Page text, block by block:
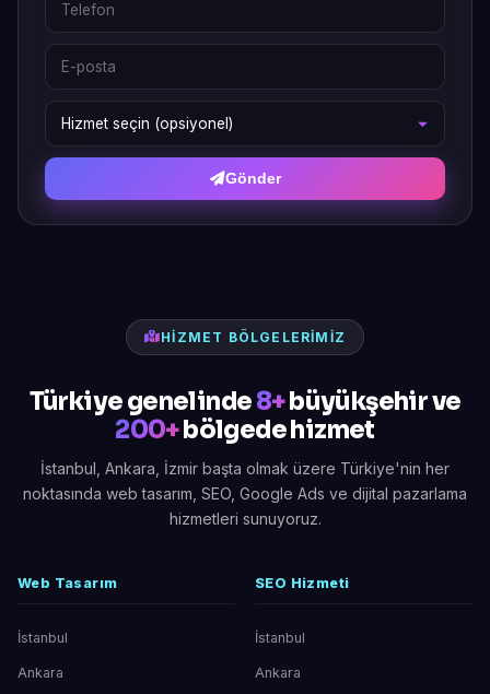
Gönder
HIZMET BÖLGELERIMIZ
Türkiye genelinde8+büyükşehir ve
200+bölgede hizmet
İstanbul, Ankara, İzmir başta olmak üzere Türkiye'nin her
noktasında web tasarım, SEO, Google Ads ve dijital pazarlama
hizmetleri sunuyoruz.
Web Tasarım
İstanbul
Ankara
SEO Hizmeti
İstanbul
Ankara